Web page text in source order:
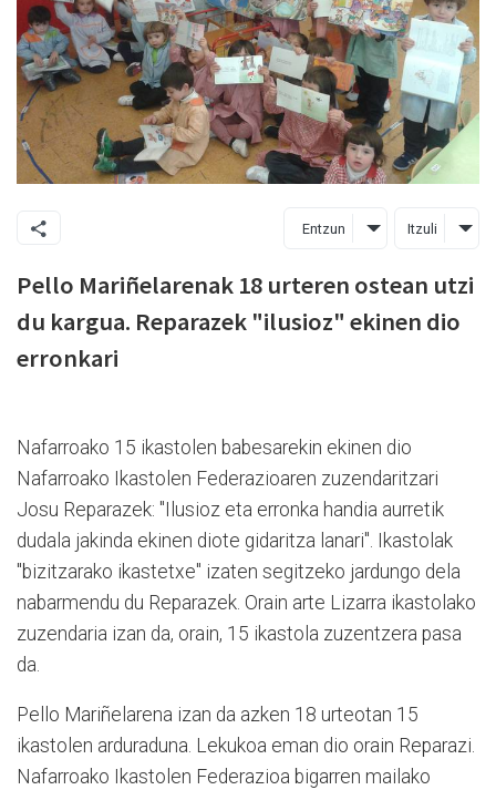
Entzun Itzuli
Pello Mariñelarenak 18 urteren ostean utzi
du kargua. Reparazek "ilusioz" ekinen dio
erronkari
Nafarroako 15 ikastolen babesarekin ekinen dio
Nafarroako Ikastolen Federazioaren zuzendaritzari
Josu Reparazek: "Ilusioz eta erronka handia aurretik
dudala jakinda ekinen diote gidaritza lanari". Ikastolak
"bizitzarako ikastetxe" izaten segitzeko jardungo dela
nabarmendu du Reparazek. Orain arte Lizarra ikastolako
zuzendaria izan da, orain, 15 ikastola zuzentzera pasa
da.
Pello Mariñelarena izan da azken 18 urteotan 15
ikastolen arduraduna. Lekukoa eman dio orain Reparazi.
Nafarroako Ikastolen Federazioa bigarren mailako